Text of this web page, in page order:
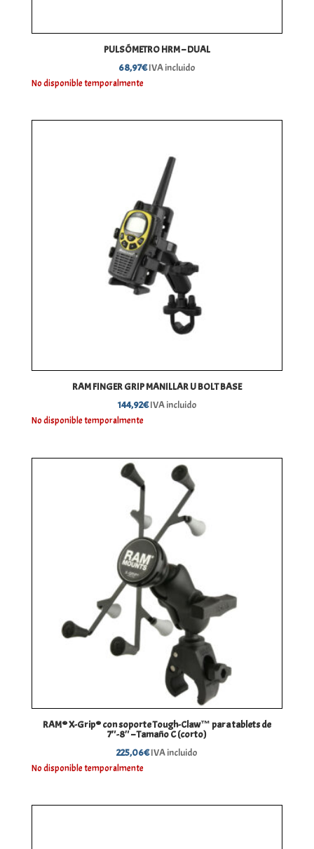
PULSÓMETRO HRM – DUAL
68,97€IVA incluido
No disponible temporalmente
RAM FINGER GRIP MANILLAR U BOLT BASE
144,92€IVA incluido
No disponible temporalmente
RAM® X-Grip® con soporte Tough-Claw™ para tablets de
7″-8″ – Tamaño C (corto)
225,06€IVA incluido
No disponible temporalmente